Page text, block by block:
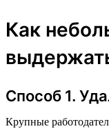
Как
Способ 1.
Крупные